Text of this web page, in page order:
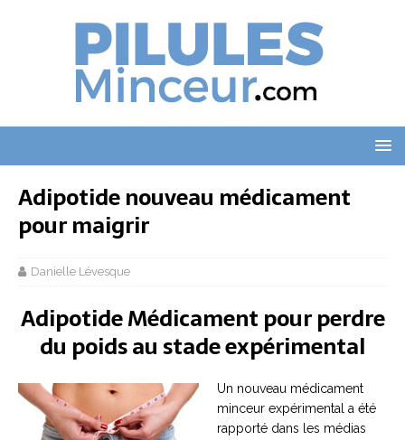
Adipotide nouveau médicament
pour maigrir
Danielle Lévesque
Adipotide Médicament pour perdre
du poids au stade expérimental
Un nouveau médicament
minceur expérimental a été
rapporté dans les médias